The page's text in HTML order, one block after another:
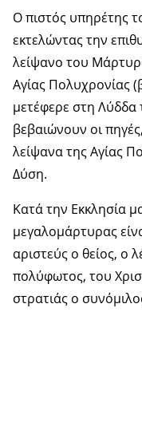
Ο πιστός υπηρέτης
εκτελώντας την
λείψανο του
Αγίας Πολυχρονίας
μετέφερε στη Λύδδα
βεβαιώνουν οι
λείψανα της Αγίας
Δύση.
Κατά την Εκκλησία
μεγαλομάρτυρας
αριστεύς ο θείος, ο
πολύφωτος, του
στρατιάς ο